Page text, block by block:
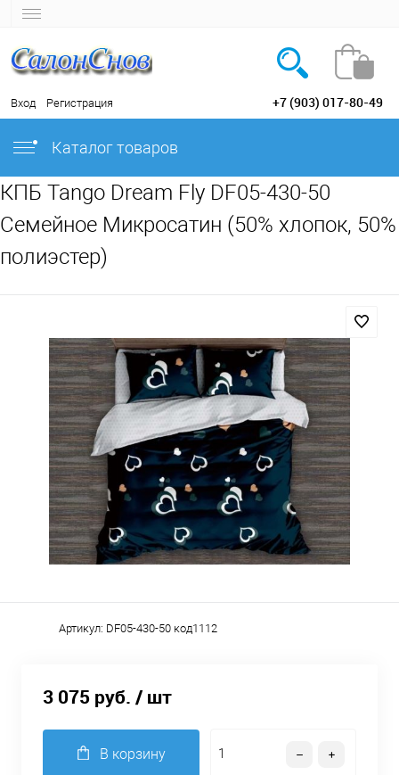
Вход Регистрация +7 (903) 017-80-49
Каталог товаров
КПБ Tango Dream Fly DF05-430-50
Семейное Микросатин (50% хлопок, 50%
полиэстер)
Артикул: DF05-430-50 код1112
3 075 руб. / шт
В корзину